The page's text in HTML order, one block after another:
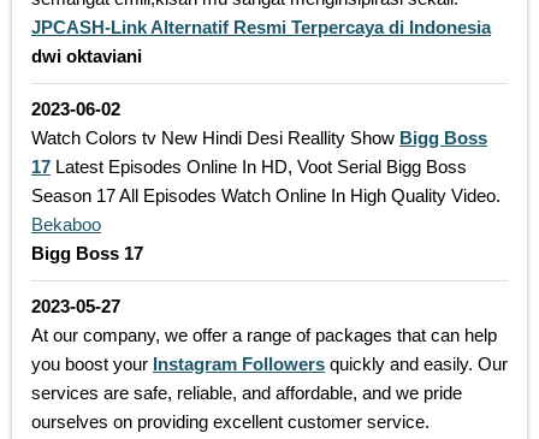
JPCASH-Link Alternatif Resmi Terpercaya di Indonesia
dwi oktaviani
2023-06-02
Watch Colors tv New Hindi Desi Reallity Show Bigg Boss
17 Latest Episodes Online In HD, Voot Serial Bigg Boss
Season 17 All Episodes Watch Online In High Quality Video.
Bekaboo
Bigg Boss 17
2023-05-27
At our company, we offer a range of packages that can help
you boost your Instagram Followers quickly and easily. Our
services are safe, reliable, and affordable, and we pride
ourselves on providing excellent customer service.